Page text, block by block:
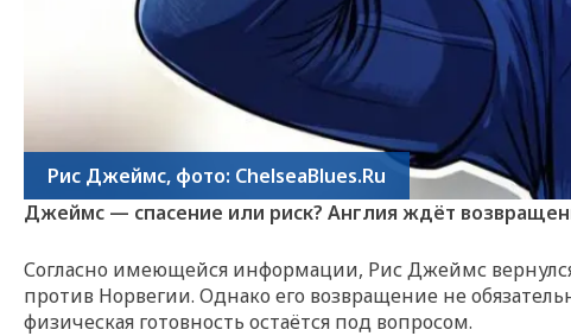
Рис Джеймс, фото: ChelseaBlues.Ru
Джеймс — спасение или риск? Англия ждёт
Согласно имеющейся информации, Рис Джеймс
против Норвегии. Однако его возвращение не
физическая готовность остаётся под вопросом.